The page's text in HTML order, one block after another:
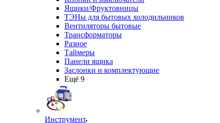
Ящики/Фруктовницы
ТЭНы для бытовых холодильников
Вентиляторы бытовые
Трансформаторы
Разное
Таймеры
Панели ящика
Заслонки и комплектующие
Ещё 9
Инструмент